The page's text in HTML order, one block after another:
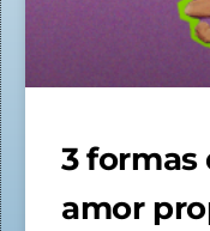
3 formas
amor